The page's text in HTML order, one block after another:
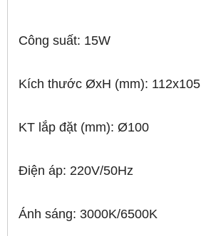
Công suất: 15W
Kích thước ØxH (mm): 112x105
KT lắp đặt (mm): Ø100
Điện áp: 220V/50Hz
Ánh sáng: 3000K/6500K